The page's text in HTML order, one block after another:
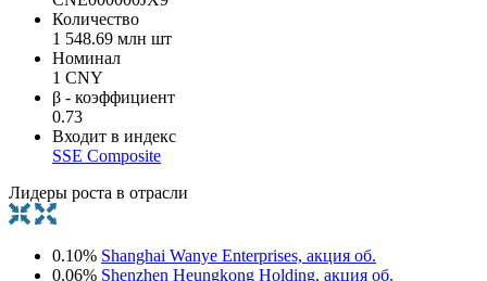
Количество
1 548.69 млн шт
Номинал
1 CNY
β - коэффициент
0.73
Входит в индекс
SSE Composite
Лидеры роста в отрасли
0.10% Shanghai Wanye Enterprises, акция об.
0.06% Shenzhen Heungkong Holding, акция об.